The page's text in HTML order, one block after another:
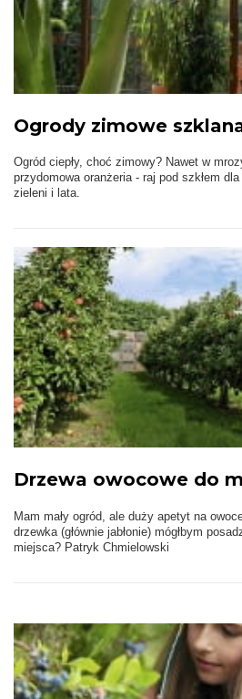
Ogrody zimowe
Ogród ciepły, choć zimowy? Nawet w
przydomowa oranżeria - raj pod szkłem
zieleni i lata.
Drzewa owocowe do
Mam mały ogród, ale duży apetyt na
drzewka (głównie jabłonie) mógłbym
miejsca? Patryk Chmielowski